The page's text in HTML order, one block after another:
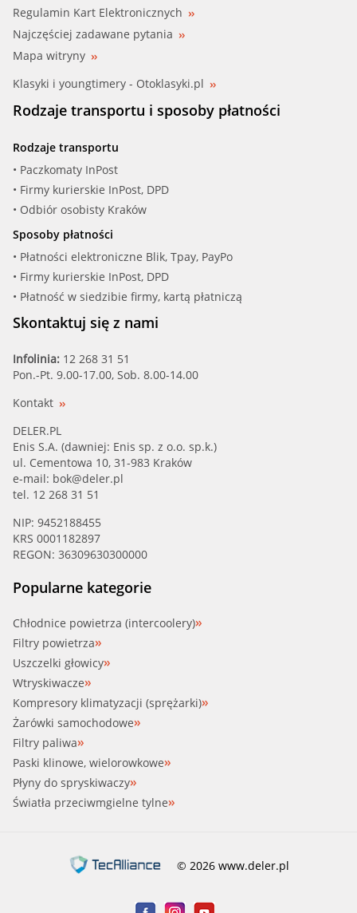
Regulamin Kart Elektronicznych
Najczęściej zadawane pytania
Mapa witryny
Klasyki i youngtimery - Otoklasyki.pl
Rodzaje transportu i sposoby płatności
Rodzaje transportu
• Paczkomaty InPost
• Firmy kurierskie InPost, DPD
• Odbiór osobisty Kraków
Sposoby płatności
• Płatności elektroniczne Blik, Tpay, PayPo
• Firmy kurierskie InPost, DPD
• Płatność w siedzibie firmy, kartą płatniczą
Skontaktuj się z nami
Infolinia: 12 268 31 51
Pon.-Pt. 9.00-17.00, Sob. 8.00-14.00
Kontakt
DELER.PL
Enis S.A. (dawniej: Enis sp. z o.o. sp.k.)
ul. Cementowa 10, 31-983 Kraków
e-mail: bok@deler.pl
tel. 12 268 31 51
NIP: 9452188455
KRS 0001182897
REGON: 36309630300000
Popularne kategorie
Chłodnice powietrza (intercoolery)
Filtry powietrza
Uszczelki głowicy
Wtryskiwacze
Kompresory klimatyzacji (sprężarki)
Żarówki samochodowe
Filtry paliwa
Paski klinowe, wielorowkowe
Płyny do spryskiwaczy
Światła przeciwmgielne tylne
© 2026 www.deler.pl